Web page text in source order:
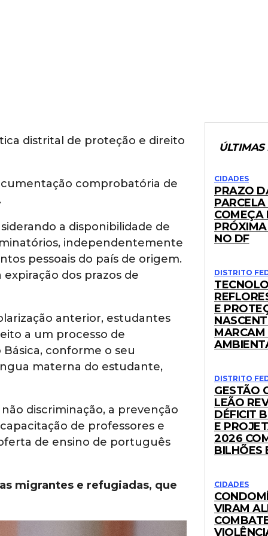
distrital de proteção e direito
comprobatória de
a disponibilidade de
independentemente
pessoais do país de origem.
dos prazos de
anterior, estudantes
a um processo de
conforme o seu
materna do estudante,
discriminação, a prevenção
de professores e
de ensino de português
migrantes e refugiadas, que
ÚLTIMAS
CIDADES
PRAZO
COMEÇA
NO DF
DISTRITO
E
DISTRITO
GESTÃO
LEÃO
DÉFICIT
E
2026
BILHÕES
CIDADES
VIRAM